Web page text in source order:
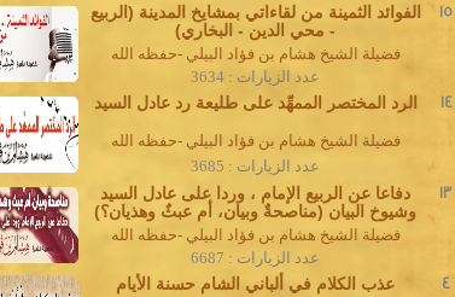
الفوائد الثمينة من لقاءاتي بمشايخ المدينة (الربيع
- محي الدين - البخاري)
15
فضيلة الشيخ هشام بن فؤاد البيلي -حفظه الله
عدد الزيارات : 3634
الرد المختصر الممهِّد على طليعة رد عادل السيد 14
فضيلة الشيخ هشام بن فؤاد البيلي -حفظه الله
عدد الزيارات : 3685
دفاعا عن الربيع الإمام ، وردا على عادل السيد
وشيوخ البيان (مناصحةٌ وبيان، أم عبثٌ وهذيان؟)
13
فضيلة الشيخ هشام بن فؤاد البيلي -حفظه الله
عدد الزيارات : 6687
عذب الكلام في ألباني الشام حسنة الأيام 4